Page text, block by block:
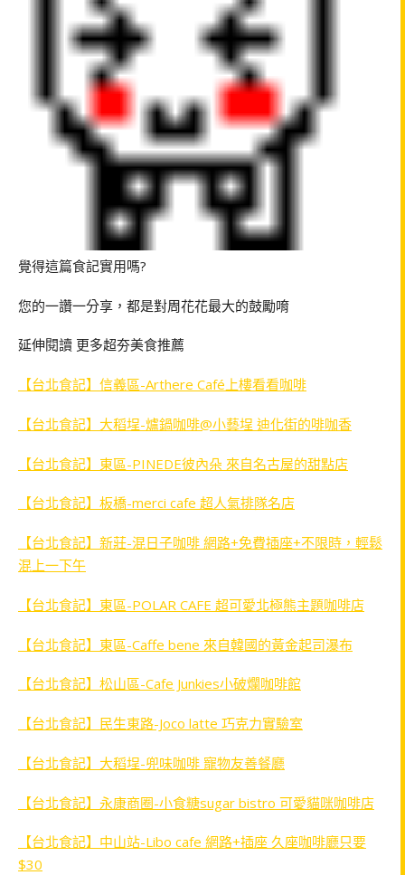
覺得這篇食記實用嗎?
您的一讚一分享，都是對周花花最大的鼓勵唷
延伸閱讀 更多超夯美食推薦
【台北食記】信義區-Arthere Café上樓看看咖啡
【台北食記】大稻埕-爐鍋咖啡@小藝埕 迪化街的啡咖香
【台北食記】東區-PINEDE彼內朵 來自名古屋的甜點店
【台北食記】板橋-merci cafe 超人氣排隊名店
【台北食記】新莊-混日子咖啡 網路+免費插座+不限時，輕鬆
混上一下午
【台北食記】東區-POLAR CAFE 超可愛北極熊主題咖啡店
【台北食記】東區-Caffe bene 來自韓國的黃金起司瀑布
【台北食記】松山區-Cafe Junkies小破爛咖啡館
【台北食記】民生東路-Joco latte 巧克力實驗室
【台北食記】大稻埕-兜味咖啡 寵物友善餐廳
【台北食記】永康商圈-小食糖sugar bistro 可愛貓咪咖啡店
【台北食記】中山站-Libo cafe 網路+插座 久座咖啡廳只要
$30